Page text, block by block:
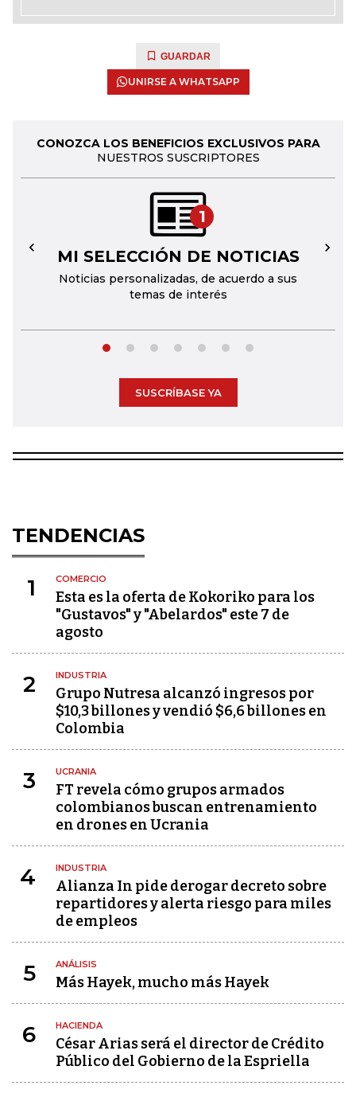
GUARDAR
UNIRSE A WHATSAPP
CONOZCA LOS BENEFICIOS EXCLUSIVOS PARA
NUESTROS SUSCRIPTORES
1
MI SELECCIÓN DE NOTICIAS
Noticias personalizadas, de acuerdo a sus
temas de interés
← →
SUSCRÍBASE YA
TENDENCIAS
1 COMERCIO
Esta es la oferta de Kokoriko para los
"Gustavos" y "Abelardos" este 7 de
agosto
2 INDUSTRIA
Grupo Nutresa alcanzó ingresos por
$10,3 billones y vendió $6,6 billones en
Colombia
3 UCRANIA
FT revela cómo grupos armados
colombianos buscan entrenamiento
en drones en Ucrania
4 INDUSTRIA
Alianza In pide derogar decreto sobre
repartidores y alerta riesgo para miles
de empleos
5 ANÁLISIS
Más Hayek, mucho más Hayek
6 HACIENDA
César Arias será el director de Crédito
Público del Gobierno de la Espriella